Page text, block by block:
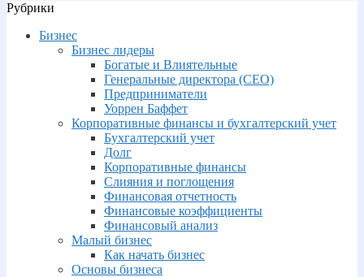
Рубрики
Бизнес
Бизнес лидеры
Богатые и Влиятельные
Генеральные директора (CEO)
Предприниматели
Уоррен Баффет
Корпоративные финансы и бухгалтерский учет
Бухгалтерский учет
Долг
Корпоративные финансы
Слияния и поглощения
Финансовая отчетность
Финансовые коэффициенты
Финансовый анализ
Малый бизнес
Как начать бизнес
Основы бизнеса